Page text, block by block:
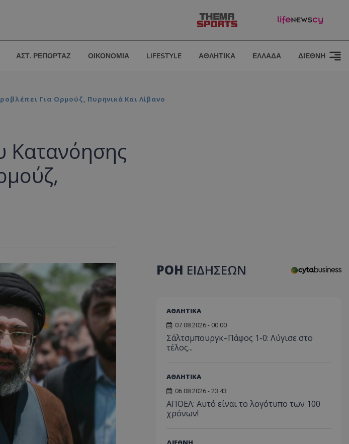
ΑΣΤ. ΡΕΠΟΡΤΑΖ ΟΙΚΟΝΟΜΙΑ LIFESTYLE ΑΘΛΗΤΙΚΑ ΕΛΛΑΔΑ ΔΙΕΘΝΗ
Για Ορμούζ, Πυρηνικά Και Λίβανο
Κατανόησης
ΡΟΗ ΕΙΔΗΣΕΩΝ
ΑΘΛΗΤΙΚΑ
07.08.2026 - 00:00
Σάλτσμπουργκ–Πάφος 1-0: Λύγισε στο
τέλος...
ΑΘΛΗΤΙΚΑ
06.08.2026 - 23:43
ΑΠΟΕΛ: Αυτό είναι το λογότυπο των 100
χρόνων!